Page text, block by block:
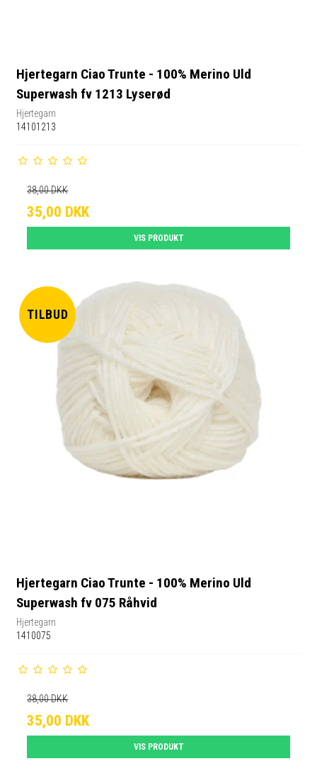
Hjertegarn Ciao Trunte - 100% Merino Uld
Superwash fv 1213 Lyserød
Hjertegarn
14101213
38,00 DKK
35,00 DKK
VIS PRODUKT
TILBUD
Hjertegarn Ciao Trunte - 100% Merino Uld
Superwash fv 075 Råhvid
Hjertegarn
1410075
38,00 DKK
35,00 DKK
VIS PRODUKT